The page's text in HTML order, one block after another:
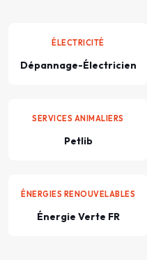
ÉLECTRICITÉ
Dépannage-Électricien
SERVICES ANIMALIERS
Petlib
ÉNERGIES RENOUVELABLES
Énergie Verte FR